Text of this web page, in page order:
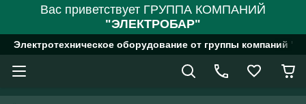
Вас приветствует ГРУППА КОМПАНИЙ
"ЭЛЕКТРОБАР"
Электротехническое оборудование от группы компаний